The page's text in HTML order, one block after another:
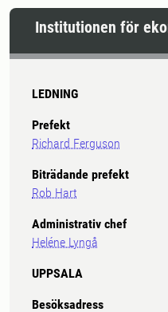
Institutionen för
LEDNING
Prefekt
Richard Ferguson
Biträdande prefekt
Rob Hart
Administrativ chef
Heléne Lyngå
UPPSALA
Besöksadress